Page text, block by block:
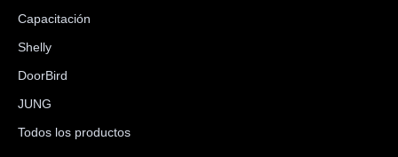
Capacitación
Shelly
DoorBird
JUNG
Todos los productos